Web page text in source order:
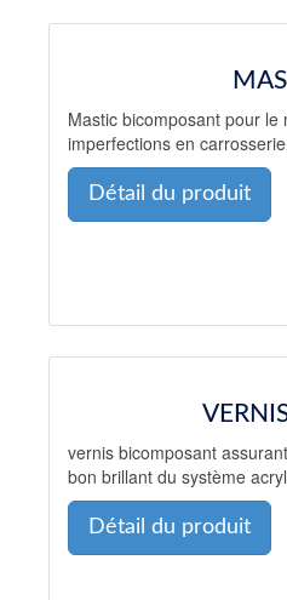
Mastic bicomposant pour
imperfections en
Détail du produit
vernis bicomposant
bon brillant du système
Détail du produit